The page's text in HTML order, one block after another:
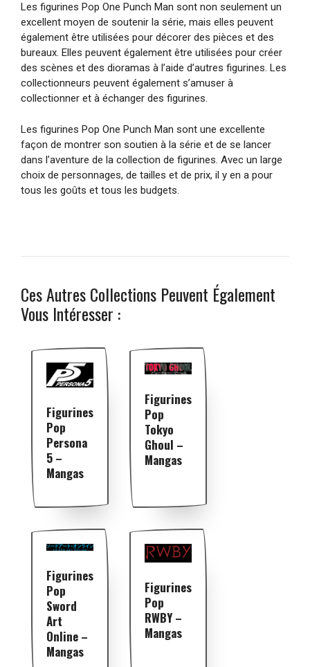
Les figurines Pop One Punch Man sont non seulement un
excellent moyen de soutenir la série, mais elles peuvent
également être utilisées pour décorer des pièces et des
bureaux. Elles peuvent également être utilisées pour créer
des scènes et des dioramas à l’aide d’autres figurines. Les
collectionneurs peuvent également s’amuser à
collectionner et à échanger des figurines.
Les figurines Pop One Punch Man sont une excellente
façon de montrer son soutien à la série et de se lancer
dans l’aventure de la collection de figurines. Avec un large
choix de personnages, de tailles et de prix, il y en a pour
tous les goûts et tous les budgets.
Ces Autres Collections Peuvent Également
Vous Intéresser :
Figurines
Pop
Persona
5 –
Mangas
Figurines
Pop
Tokyo
Ghoul –
Mangas
Figurines
Pop
Sword
Art
Online –
Mangas
Figurines
Pop
RWBY –
Mangas